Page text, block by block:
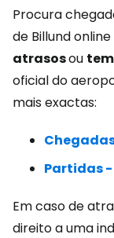
Procura
de Billund
atrasosou
oficial do
mais exactas:
Partidas
Em caso de
direito a uma